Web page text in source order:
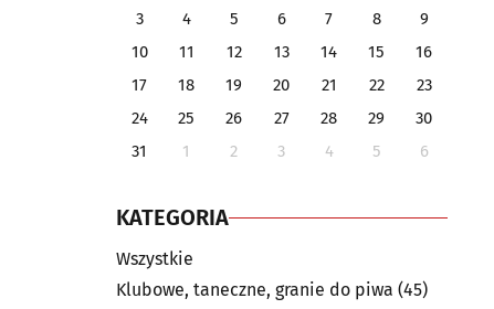
3
4 5 6 7 8
9
10
11 12 13 14 15
16
17
18 19 20 21 22
23
24
25 26 27 28 29
30
31
1 2 3 4 5 6
KATEGORIA
Wszystkie
Klubowe, taneczne, granie do piwa (45)